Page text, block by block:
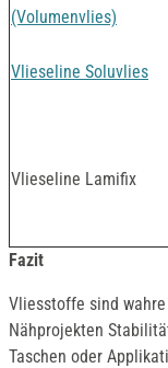
(Volumenvlies)
Vlieseline Soluvlies
Vlieseline Lamifix
Fazit
Vliesstoffe sind
Nähprojekten
Taschen oder